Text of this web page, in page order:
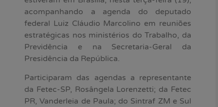
acompanhando a agenda do deputado
federal Luiz Cláudio Marcolino em reuniões
estratégicas nos ministérios do Trabalho, da
Previdência e na Secretaria-Geral da
Presidência da República.
Participaram das agendas a representante
da Fetec-SP, Rosângela Lorenzetti; da Fetec
PR, Vanderleia de Paula; do Sintraf ZM e Sul